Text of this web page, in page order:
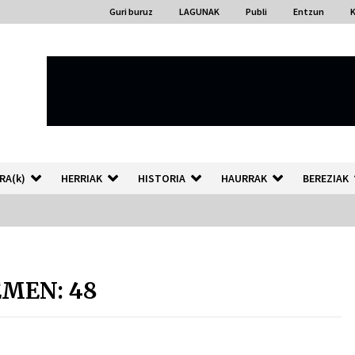
Guri buruz LAGUNAK Publi Entzun
HERRIAK HISTORIA HAURRAK BEREZIAK
48